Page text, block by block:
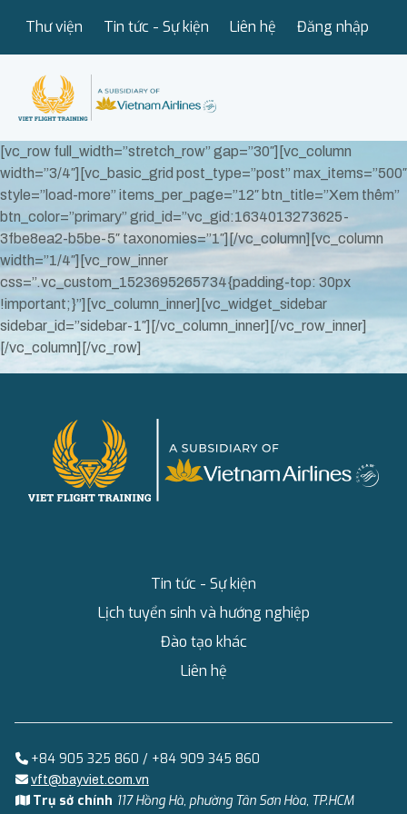
Thư viện Tin tức - Sự kiện Liên hệ Đăng nhập
[vc_row full_width=”stretch_row” gap=”30″][vc_column
width=”3/4″][vc_basic_grid post_type=”post” max_items=”500″
style=”load-more” items_per_page=”12″ btn_title=”Xem thêm”
btn_color=”primary” grid_id=”vc_gid:1634013273625-
3fbe8ea2-b5be-5″ taxonomies=”1″][/vc_column][vc_column
width=”1/4″][vc_row_inner
css=”.vc_custom_1523695265734{padding-top: 30px
!important;}”][vc_column_inner][vc_widget_sidebar
sidebar_id=”sidebar-1″][/vc_column_inner][/vc_row_inner]
[/vc_column][/vc_row]
Tin tức - Sự kiện
Lịch tuyển sinh và hướng nghiệp
Đào tạo khác
Liên hệ
+84 905 325 860 / +84 909 345 860
vft@bayviet.com.vn
Trụ sở chính 117 Hồng Hà, phường Tân Sơn Hòa, TP.HCM